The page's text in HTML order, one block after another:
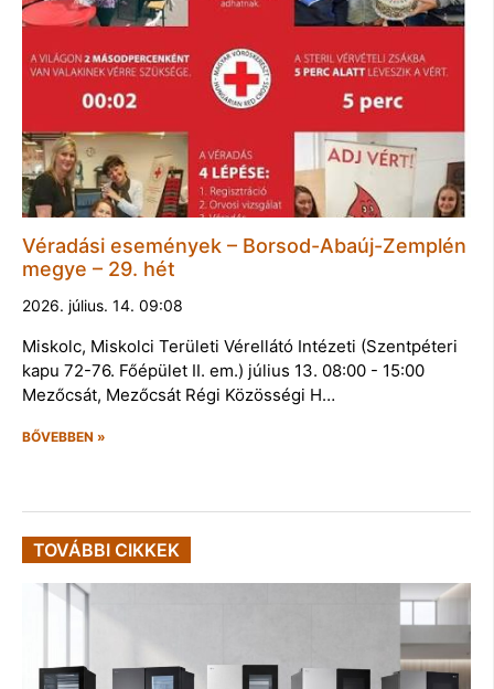
Véradási események – Borsod-Abaúj-Zemplén
megye – 29. hét
2026. július. 14. 09:08
Miskolc, Miskolci Területi Vérellátó Intézeti (Szentpéteri
kapu 72-76. Főépület II. em.) július 13. 08:00 - 15:00
Mezőcsát, Mezőcsát Régi Közösségi H…
BŐVEBBEN »
TOVÁBBI CIKKEK